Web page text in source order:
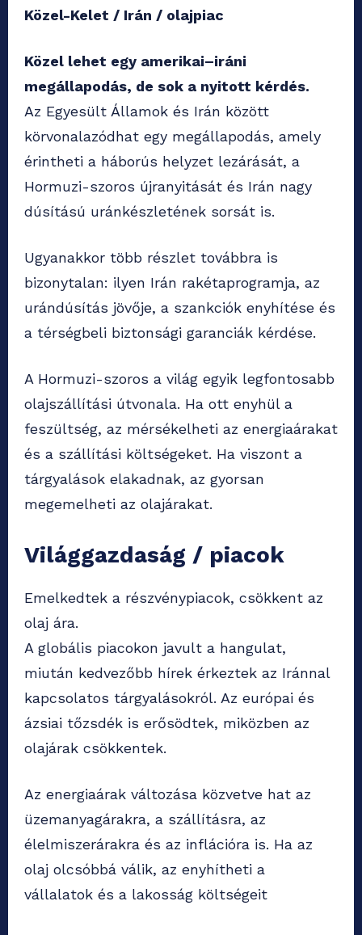
Közel-Kelet / Irán / olajpiac
Közel lehet egy amerikai–iráni
megállapodás, de sok a nyitott kérdés.
Az Egyesült Államok és Irán között
körvonalazódhat egy megállapodás, amely
érintheti a háborús helyzet lezárását, a
Hormuzi-szoros újranyitását és Irán nagy
dúsítású uránkészletének sorsát is.
Ugyanakkor több részlet továbbra is
bizonytalan: ilyen Irán rakétaprogramja, az
urándúsítás jövője, a szankciók enyhítése és
a térségbeli biztonsági garanciák kérdése.
A Hormuzi-szoros a világ egyik legfontosabb
olajszállítási útvonala. Ha ott enyhül a
feszültség, az mérsékelheti az energiaárakat
és a szállítási költségeket. Ha viszont a
tárgyalások elakadnak, az gyorsan
megemelheti az olajárakat.
Világgazdaság / piacok
Emelkedtek a részvénypiacok, csökkent az
olaj ára.
A globális piacokon javult a hangulat,
miután kedvezőbb hírek érkeztek az Iránnal
kapcsolatos tárgyalásokról. Az európai és
ázsiai tőzsdék is erősödtek, miközben az
olajárak csökkentek.
Az energiaárak változása közvetve hat az
üzemanyagárakra, a szállításra, az
élelmiszerárakra és az inflációra is. Ha az
olaj olcsóbbá válik, az enyhítheti a
vállalatok és a lakosság költségeit